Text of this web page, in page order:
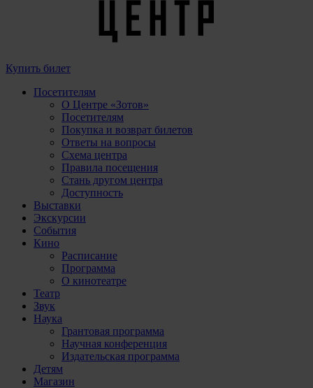
Купить билет
Посетителям
О Центре «Зотов»
Посетителям
Покупка и возврат билетов
Ответы на вопросы
Схема центра
Правила посещения
Стань другом центра
Доступность
Выставки
Экскурсии
События
Кино
Расписание
Программа
О кинотеатре
Театр
Звук
Наука
Грантовая программа
Научная конференция
Издательская программа
Детям
Магазин